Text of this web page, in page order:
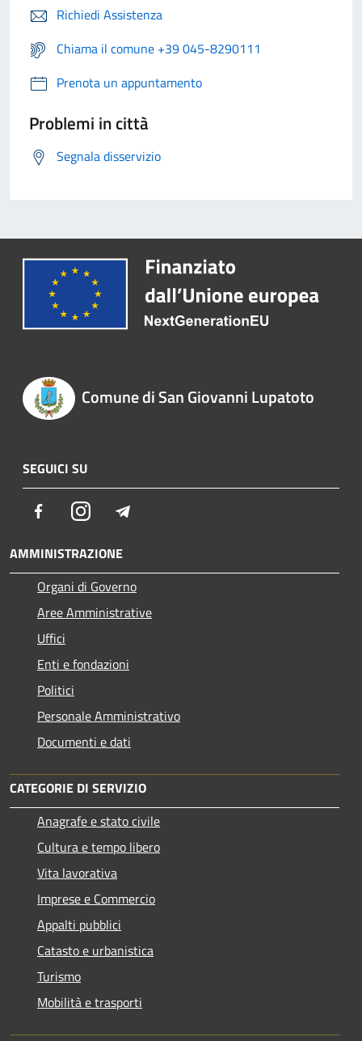
Richiedi Assistenza
Chiama il comune +39 045-8290111
Prenota un appuntamento
Problemi in città
Segnala disservizio
Comune di San Giovanni Lupatoto
SEGUICI SU
FacebookInstagram
AMMINISTRAZIONE
Organi di Governo
Aree Amministrative
Uffici
Enti e fondazioni
Politici
Personale Amministrativo
Documenti e dati
CATEGORIE DI SERVIZIO
Anagrafe e stato civile
Cultura e tempo libero
Vita lavorativa
Imprese e Commercio
Appalti pubblici
Catasto e urbanistica
Turismo
Mobilità e trasporti